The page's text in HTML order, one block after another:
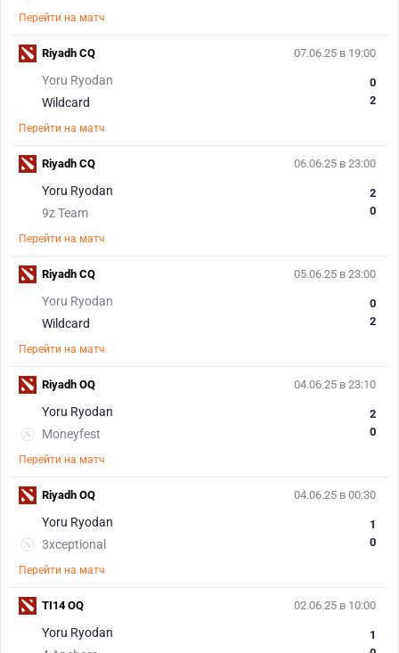
Перейти на матч
07.06.25 в 19:00
Yoru Ryodan
Wildcard
0
2
Перейти на матч
Riyadh CQ
06.06.25 в 23:00
Yoru Ryodan
9z Team
2
0
Перейти на матч
Riyadh CQ
05.06.25 в 23:00
Yoru Ryodan
Wildcard
0
2
Перейти на матч
Riyadh CQ
04.06.25 в 23:10
Yoru Ryodan
Moneyfest
2
0
Перейти на матч
Riyadh OQ
04.06.25 в 00:30
Yoru Ryodan
3xceptional
1
0
Перейти на матч
Riyadh OQ
02.06.25 в 10:00
Yoru Ryodan
1
TI14 OQ